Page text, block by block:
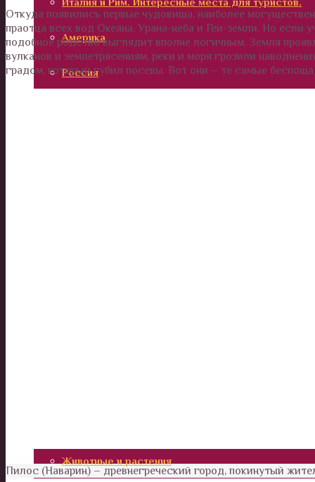
Америка
Россия
Животные и растения
Откуда появились первые чудовища, наиболее
праотца всех вод Океана, Урана-неба и Геи-земли. Но если
подобное родство выглядит вполне логичным. Земля
вулканов и землетрясениям, реки и моря грозили
градом, который губил посевы. Вот они – те самые
Пилос (Наварин) – древнегреческий город, покинутый